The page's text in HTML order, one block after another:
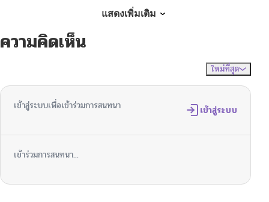
ตอนที่ 6.2
10/24/2024
ตอนที่ 5 10/24/2024
10/24/2024
แสดงเพิ่มเติม
ความคิดเห็น
ใหม่ที่สุด
เข้าสู่ระบบเพื่อเข้าร่วมการสนทนา เข้าสู่ระบบ
เข้าร่วมการสนทนา...